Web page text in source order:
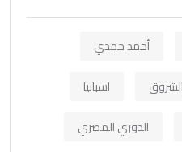
أحمد حمدي
اسبانيا
الدوري المصري